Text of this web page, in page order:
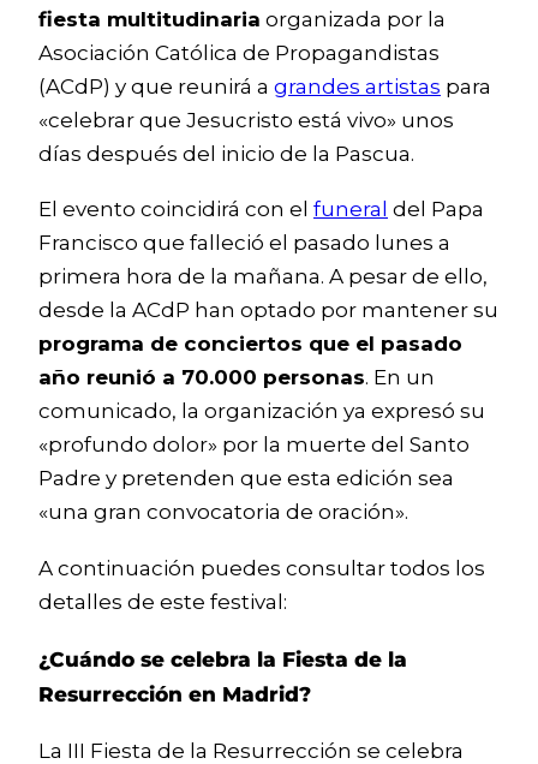
fiesta multitudinaria organizada por la
Asociación Católica de Propagandistas
(ACdP) y que reunirá a grandes artistas para
«celebrar que Jesucristo está vivo» unos
días después del inicio de la Pascua.
El evento coincidirá con el funeral del Papa
Francisco que falleció el pasado lunes a
primera hora de la mañana. A pesar de ello,
desde la ACdP han optado por mantener su
programa de conciertos que el pasado
año reunió a 70.000 personas. En un
comunicado, la organización ya expresó su
«profundo dolor» por la muerte del Santo
Padre y pretenden que esta edición sea
«una gran convocatoria de oración».
A continuación puedes consultar todos los
detalles de este festival:
¿Cuándo se celebra la Fiesta de la
Resurrección en Madrid?
La III Fiesta de la Resurrección se celebra